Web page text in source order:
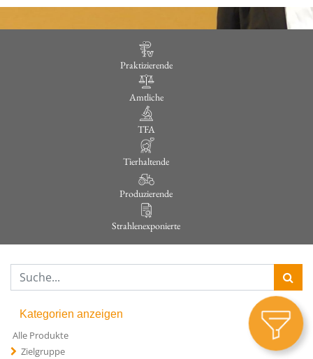
Praktizierende
Amtliche
TFA
Tierhaltende
Produzierende
Strahlenexponierte
Kategorien anzeigen
Alle Produkte
Zielgruppe